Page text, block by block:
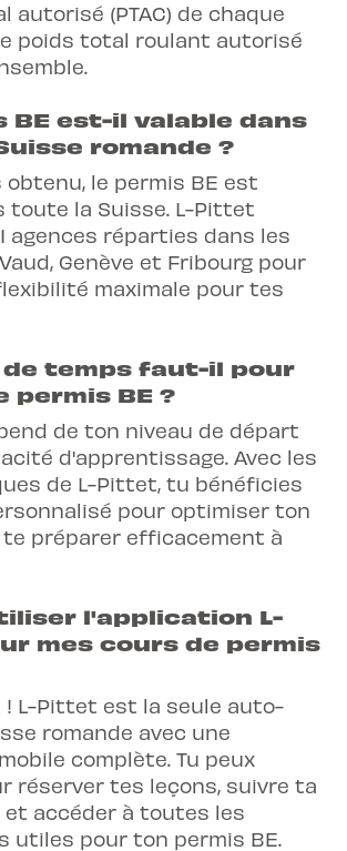
autorisé (PTAC) de chaque
poids total roulant autorisé
BE est-il valable dans
romande ?
obtenu, le permis BE est
toute la Suisse. L-Pittet
agences réparties dans les
Genève et Fribourg pour
maximale pour tes
de temps faut-il pour
permis BE ?
de ton niveau de départ
d'apprentissage. Avec les
de L-Pittet, tu bénéficies
pour optimiser ton
préparer efficacement à
l'application L-
mes cours de permis
! L-Pittet est la seule auto-
romande avec une
complète. Tu peux
réserver tes leçons, suivre ta
et accéder à toutes les
utiles pour ton permis BE.